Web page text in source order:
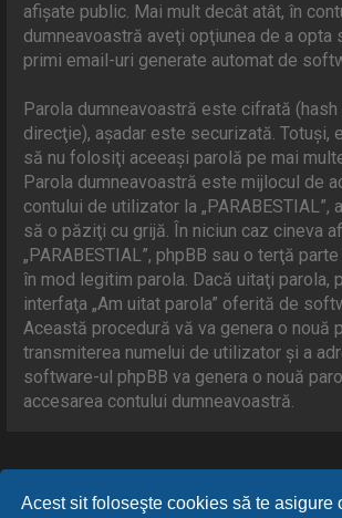
Acest sit foloseşte cookies să te asigure
afişate public. Mai mult decât atât, în
dumneavoastră aveţi opţiunea de a opta
primi email-uri generate automat de
Parola dumneavoastră este cifrată
direcţie), aşadar este securizată. Totuşi,
să nu folosiţi aceeaşi parolă pe mai
Parola dumneavoastră este mijlocul de
contului de utilizator la „PARABESTIAL”,
să o păziţi cu grijă. În niciun caz cineva
„PARABESTIAL”, phpBB sau o terţă
în mod legitim parola. Dacă uitaţi parola,
interfaţa „Am uitat parola” oferită de
Această procedură vă va genera o nouă
transmiterea numelui de utilizator şi a
software-ul phpBB va genera o nouă
accesarea contului dumneavoastră.